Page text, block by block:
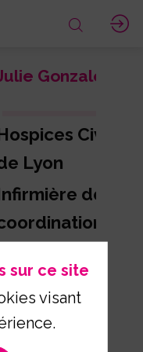
Gonzalez
Civils
Lyon
de
sur ce site
visant